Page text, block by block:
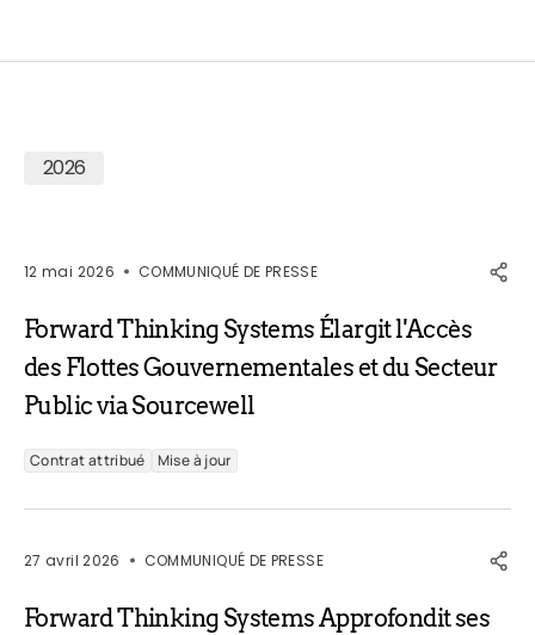
2026
12 mai 2026 COMMUNIQUÉ DE PRESSE
Forward Thinking Systems Élargit l'Accès
des Flottes Gouvernementales et du Secteur
Public via Sourcewell
Contrat attribué Mise à jour
27 avril 2026 COMMUNIQUÉ DE PRESSE
Forward Thinking Systems Approfondit ses